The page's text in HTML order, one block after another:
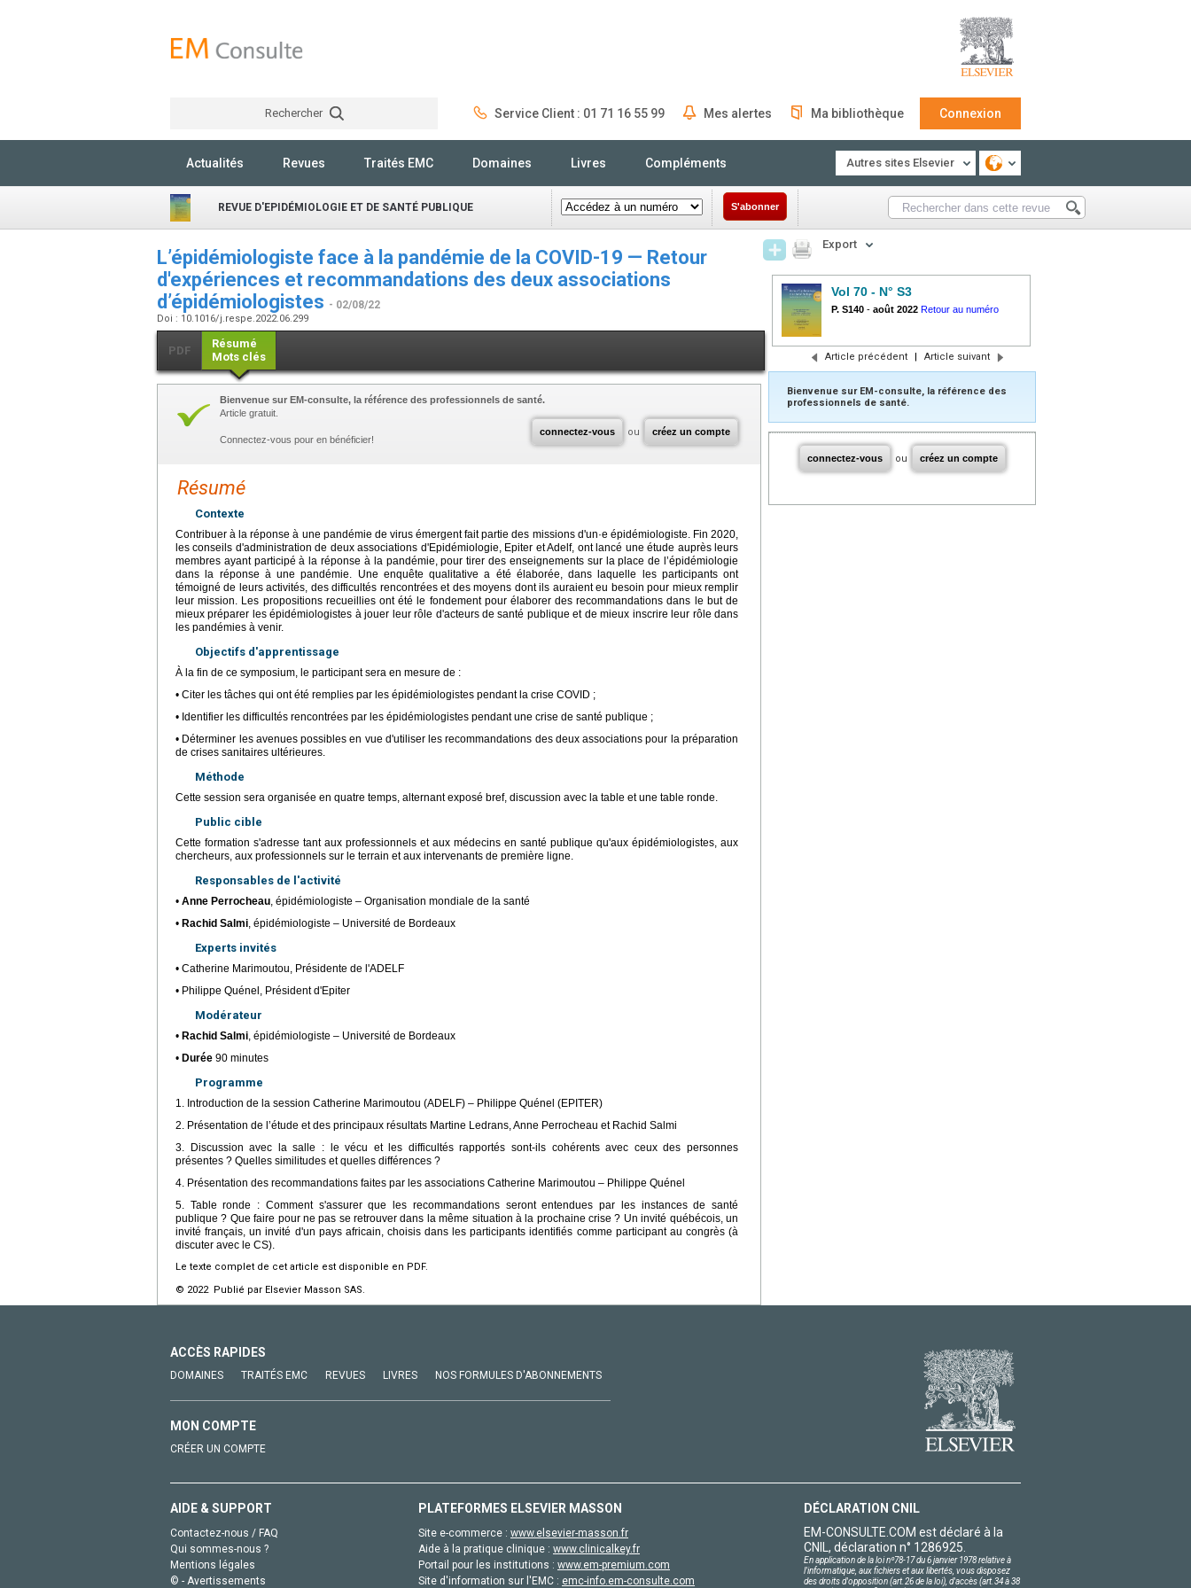
Rechercher Service Client : 01 71 16 55 99 Mes alertes Ma bibliothèque Connexion
Actualités Revues Traités EMC Domaines Livres Compléments Autres sites Elsevier
REVUE D'EPIDÉMIOLOGIE ET DE SANTÉ PUBLIQUE S'abonner
L’épidémiologiste face à la pandémie de la COVID-19 — Retour
d'expériences et recommandations des deux associations
d’épidémiologistes - 02/08/22
Doi : 10.1016/j.respe.2022.06.299
PDF
Résumé
Mots clés
connectez-vous ou créez un compte
Bienvenue sur EM-consulte, la référence des professionnels de santé.
Article gratuit.
Connectez-vous pour en bénéficier!
Résumé
Contexte
Contribuer à la réponse à une pandémie de virus émergent fait partie des missions d'un·e épidémiologiste. Fin 2020,
les conseils d'administration de deux associations d'Epidémiologie, Epiter et Adelf, ont lancé une étude auprès leurs
membres ayant participé à la réponse à la pandémie, pour tirer des enseignements sur la place de l’épidémiologie
dans la réponse à une pandémie. Une enquête qualitative a été élaborée, dans laquelle les participants ont
témoigné de leurs activités, des difficultés rencontrées et des moyens dont ils auraient eu besoin pour mieux remplir
leur mission. Les propositions recueillies ont été le fondement pour élaborer des recommandations dans le but de
mieux préparer les épidémiologistes à jouer leur rôle d'acteurs de santé publique et de mieux inscrire leur rôle dans
les pandémies à venir.
Objectifs d'apprentissage
À la fin de ce symposium, le participant sera en mesure de :
• Citer les tâches qui ont été remplies par les épidémiologistes pendant la crise COVID ;
• Identifier les difficultés rencontrées par les épidémiologistes pendant une crise de santé publique ;
• Déterminer les avenues possibles en vue d'utiliser les recommandations des deux associations pour la préparation
de crises sanitaires ultérieures.
Méthode
Cette session sera organisée en quatre temps, alternant exposé bref, discussion avec la table et une table ronde.
Public cible
Cette formation s'adresse tant aux professionnels et aux médecins en santé publique qu'aux épidémiologistes, aux
chercheurs, aux professionnels sur le terrain et aux intervenants de première ligne.
Responsables de l'activité
• Anne Perrocheau, épidémiologiste – Organisation mondiale de la santé
• Rachid Salmi, épidémiologiste – Université de Bordeaux
Experts invités
• Catherine Marimoutou, Présidente de l'ADELF
• Philippe Quénel, Président d'Epiter
Modérateur
• Rachid Salmi, épidémiologiste – Université de Bordeaux
• Durée 90 minutes
Programme
1. Introduction de la session Catherine Marimoutou (ADELF) – Philippe Quénel (EPITER)
2. Présentation de l’étude et des principaux résultats Martine Ledrans, Anne Perrocheau et Rachid Salmi
3. Discussion avec la salle : le vécu et les difficultés rapportés sont-ils cohérents avec ceux des personnes
présentes ? Quelles similitudes et quelles différences ?
4. Présentation des recommandations faites par les associations Catherine Marimoutou – Philippe Quénel
5. Table ronde : Comment s'assurer que les recommandations seront entendues par les instances de santé
publique ? Que faire pour ne pas se retrouver dans la même situation à la prochaine crise ? Un invité québécois, un
invité français, un invité d'un pays africain, choisis dans les participants identifiés comme participant au congrès (à
discuter avec le CS).
Le texte complet de cet article est disponible en PDF.
© 2022 Publié par Elsevier Masson SAS.
Export
Vol 70 - N° S3
P. S140 - août 2022 Retour au numéro
Article précédent | Article suivant
Bienvenue sur EM-consulte, la référence des
professionnels de santé.
connectez-vous ou créez un compte
ACCÈS RAPIDES
DOMAINES TRAITÉS EMC REVUES LIVRES NOS FORMULES D'ABONNEMENTS
MON COMPTE
CRÉER UN COMPTE
AIDE & SUPPORT
Contactez-nous / FAQ
Qui sommes-nous ?
Mentions légales
© - Avertissements
PLATEFORMES ELSEVIER MASSON
Site e-commerce : www.elsevier-masson.fr
Aide à la pratique clinique : www.clinicalkey.fr
Portail pour les institutions : www.em-premium.com
Site d'information sur l'EMC : emc-info.em-consulte.com
DÉCLARATION CNIL
EM-CONSULTE.COM est déclaré à la
CNIL, déclaration n° 1286925.
En application de la loi nº78-17 du 6 janvier 1978 relative à
l'informatique, aux fichiers et aux libertés, vous disposez
des droits d'opposition (art.26 de la loi), d'accès (art.34 à 38